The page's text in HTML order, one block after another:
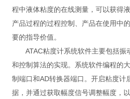
程中液体粘度的在线测量，可以获得
产品过程的过程控制、产品在使用中
要的指导价值。
ATAC粘度计系统软件主要包括振
和控制算法的实现。系统软件编程的
制端口和AD转换器端口。开启粘度计
据，并通过获取幅度信号调整幅度，